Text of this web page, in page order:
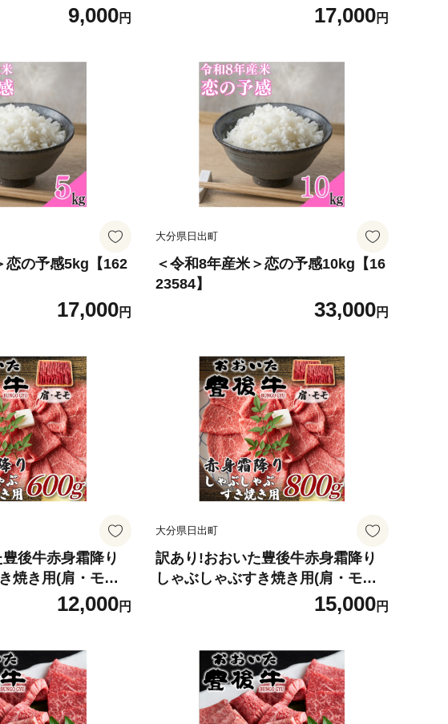
9,000円 17,000円
恋の予感5kg【162
17,000円
大分県日出町
＜令和8年産米＞恋の予感10kg【16
23584】
33,000円
後牛赤身霜降り
焼き用(肩・モモ)
1571712】12,000円
大分県日出町
訳あり!おおいた豊後牛赤身霜降り
しゃぶしゃぶすき焼き用(肩・モモ)
800g(400g×2P)日出町【1571713】
15,000円